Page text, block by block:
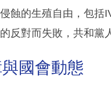
蝕的生殖自由，包括
反對而失敗，共和黨
國會動態